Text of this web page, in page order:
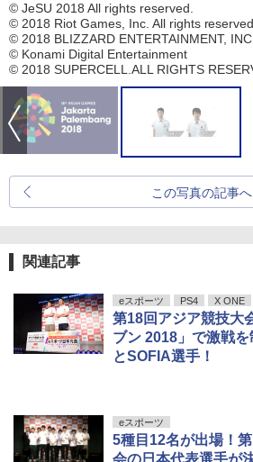
© JeSU 2018 All rights reserved.
© 2018 Riot Games, Inc. All rights reserved.
© 2018 BLIZZARD ENTERTAINMENT, INC.
© Konami Digital Entertainment
© 2018 SUPERCELL.ALL RIGHTS
この写真の記事へ
関連記事
eスポーツ PS4 X ONE
第18回アジア競技大
ブン 2018」で激戦
とSOFIA選手！
eスポーツ
5種目12名が出場！
会の日本代表選手が